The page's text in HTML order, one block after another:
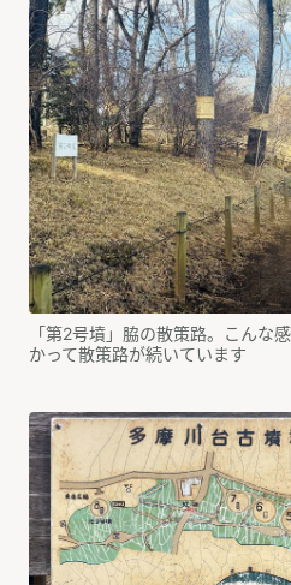
「第2号墳」脇の散策路。こんな
かって散策路が続いています